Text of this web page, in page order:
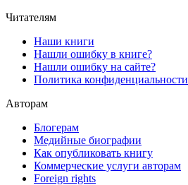
Читателям
Наши книги
Нашли ошибку в книге?
Нашли ошибку на сайте?
Политика конфиденциальности
Авторам
Блогерам
Медийные биографии
Как опубликовать книгу
Коммерческие услуги авторам
Foreign rights